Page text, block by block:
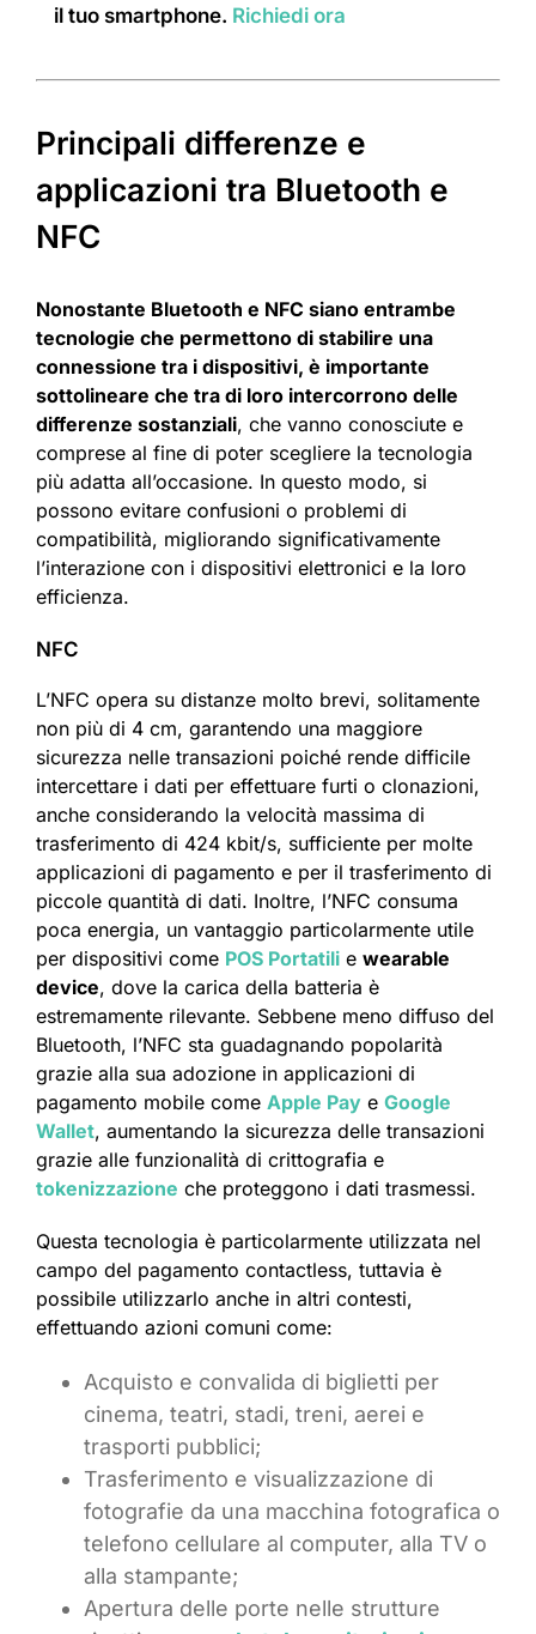
il tuo smartphone. Richiedi ora
Principali differenze e
applicazioni tra Bluetooth e
NFC
Nonostante Bluetooth e NFC siano entrambe
tecnologie che permettono di stabilire una
connessione tra i dispositivi, è importante
sottolineare che tra di loro intercorrono delle
differenze sostanziali, che vanno conosciute e
comprese al fine di poter scegliere la tecnologia
più adatta all’occasione. In questo modo, si
possono evitare confusioni o problemi di
compatibilità, migliorando significativamente
l’interazione con i dispositivi elettronici e la loro
efficienza.
NFC
L’NFC opera su distanze molto brevi, solitamente
non più di 4 cm, garantendo una maggiore
sicurezza nelle transazioni poiché rende difficile
intercettare i dati per effettuare furti o clonazioni,
anche considerando la velocità massima di
trasferimento di 424 kbit/s, sufficiente per molte
applicazioni di pagamento e per il trasferimento di
piccole quantità di dati. Inoltre, l’NFC consuma
poca energia, un vantaggio particolarmente utile
per dispositivi come POS Portatili e wearable
device, dove la carica della batteria è
estremamente rilevante. Sebbene meno diffuso del
Bluetooth, l’NFC sta guadagnando popolarità
grazie alla sua adozione in applicazioni di
pagamento mobile come Apple Pay e Google
Wallet, aumentando la sicurezza delle transazioni
grazie alle funzionalità di crittografia e
tokenizzazione che proteggono i dati trasmessi.
Questa tecnologia è particolarmente utilizzata nel
campo del pagamento contactless, tuttavia è
possibile utilizzarlo anche in altri contesti,
effettuando azioni comuni come:
Acquisto e convalida di biglietti per
cinema, teatri, stadi, treni, aerei e
trasporti pubblici;
Trasferimento e visualizzazione di
fotografie da una macchina fotografica o
telefono cellulare al computer, alla TV o
alla stampante;
Apertura delle porte nelle strutture